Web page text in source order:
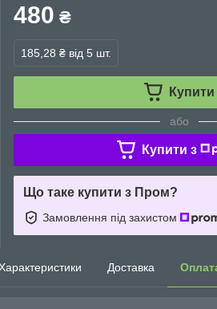
480 ₴
185,28 ₴ від 5 шт.
Купити
або
Купити з
Що таке купити з Пром?
Замовлення під захистом
Доставка